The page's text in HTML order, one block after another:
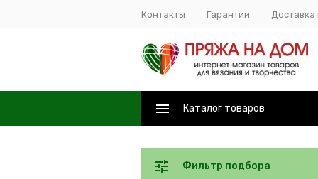
Контакты Гарантии Доставка
Каталог товаров
Фильтр подбора